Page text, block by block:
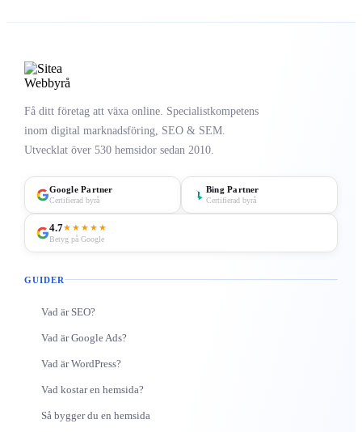
Få ditt företag att växa online. Specialistkompetens
inom digital marknadsföring, SEO & SEM.
Utvecklat över 530 hemsidor sedan 2010.
Google Partner
Certifierad byrå
Bing Partner
Certifierad byrå
4.7★★★★★
Betyg på Google
GUIDER
Vad är SEO?
Vad är Google Ads?
Vad är WordPress?
Vad kostar en hemsida?
Så bygger du en hemsida